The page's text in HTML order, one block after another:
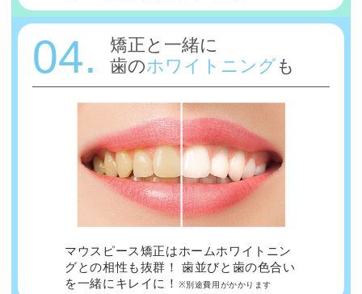
04.
矯正と一緒に
歯のホワイトニングも
マウスピース矯正はホームホワイトニン
グとの相性も抜群！ 歯並びと歯の色合い
を一緒にキレイに！ ※別途費用がかかります